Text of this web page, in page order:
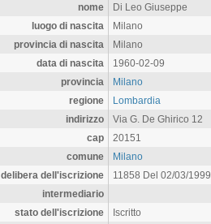
nome
Di Leo Giuseppe
luogo di nascita
Milano
provincia di nascita
Milano
data di nascita
1960-02-09
provincia
Milano
regione
Lombardia
indirizzo
Via G. De Ghirico 12
cap
20151
comune
Milano
delibera dell'iscrizione
11858 Del 02/03/1999
intermediario
stato dell'iscrizione
Iscritto